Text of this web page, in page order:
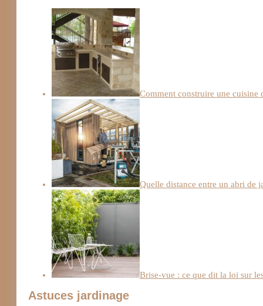
Comment construire une cuisine
Quelle distance entre un abri de
Brise-vue : ce que dit la loi sur
Astuces jardinage